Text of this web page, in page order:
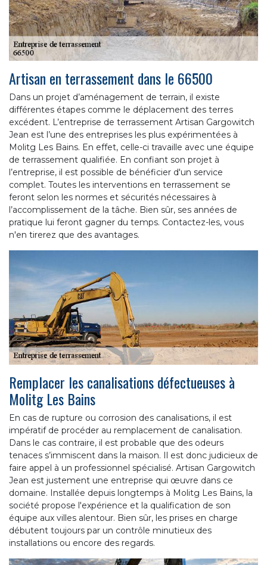
Artisan en terrassement dans le 66500
Dans un projet d’aménagement de terrain, il existe
différentes étapes comme le déplacement des terres
excédent. L’entreprise de terrassement Artisan Gargowitch
Jean est l’une des entreprises les plus expérimentées à
Molitg Les Bains. En effet, celle-ci travaille avec une équipe
de terrassement qualifiée. En confiant son projet à
l’entreprise, il est possible de bénéficier d'un service
complet. Toutes les interventions en terrassement se
feront selon les normes et sécurités nécessaires à
l’accomplissement de la tâche. Bien sûr, ses années de
pratique lui feront gagner du temps. Contactez-les, vous
n'en tirerez que des avantages.
Remplacer les canalisations défectueuses à
Molitg Les Bains
En cas de rupture ou corrosion des canalisations, il est
impératif de procéder au remplacement de canalisation.
Dans le cas contraire, il est probable que des odeurs
tenaces s’immiscent dans la maison. Il est donc judicieux de
faire appel à un professionnel spécialisé. Artisan Gargowitch
Jean est justement une entreprise qui œuvre dans ce
domaine. Installée depuis longtemps à Molitg Les Bains, la
société propose l'expérience et la qualification de son
équipe aux villes alentour. Bien sûr, les prises en charge
débutent toujours par un contrôle minutieux des
installations ou encore des regards.